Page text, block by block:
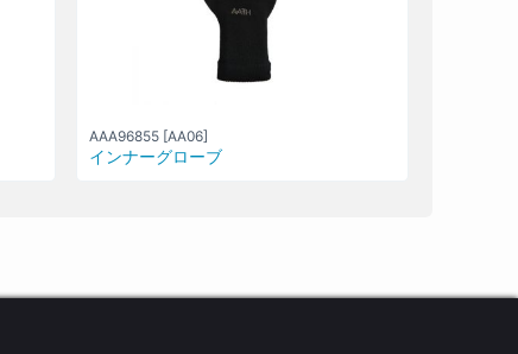
AAA96855 [AA06]
インナーグローブ